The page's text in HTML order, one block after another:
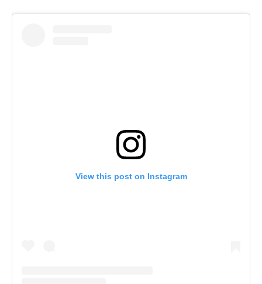
View this post on Instagram